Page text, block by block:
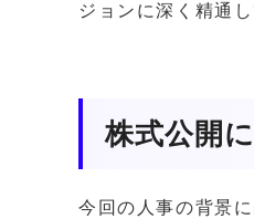
ジョンに深く精通
株式公開
今回の人事の背景